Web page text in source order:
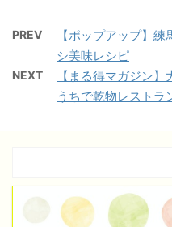
PREV
【ポップアップ】
シ美味レシピ
NEXT
【まる得マガジン
うちで乾物レストラ